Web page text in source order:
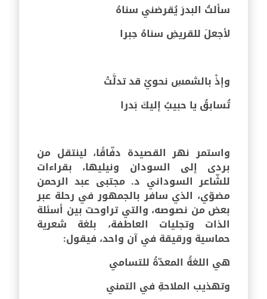
سألتُ البدرَ يُقرضني سناهُ
لأجعلَ للقريضِ سناهُ حِبرا
وإذْ بالشمسِ نحويْ قد تدلَّتْ
تُسابقُ يا حبيبُ إليكَ بَدرا
واستمر نهر القصيدة دفّاقًا، لينتقل من
بردى إلى السودان ونيليها، بقراءات
للشّاعر السوداني د. مجتبى عبد الرحمن
مضوّي، الذي سافر بالجمهور في رحلة عبر
بعض من نصوصه، والتي تراوحت بين أسئلة
الذات وتجليات العاطفة، بلغة شعرية
حماسية ورقيقة في آن واحد، فيقول:
هي اللغةُ المعدّةُ للتسامي
وتهذيب الملاحةِ في التمني